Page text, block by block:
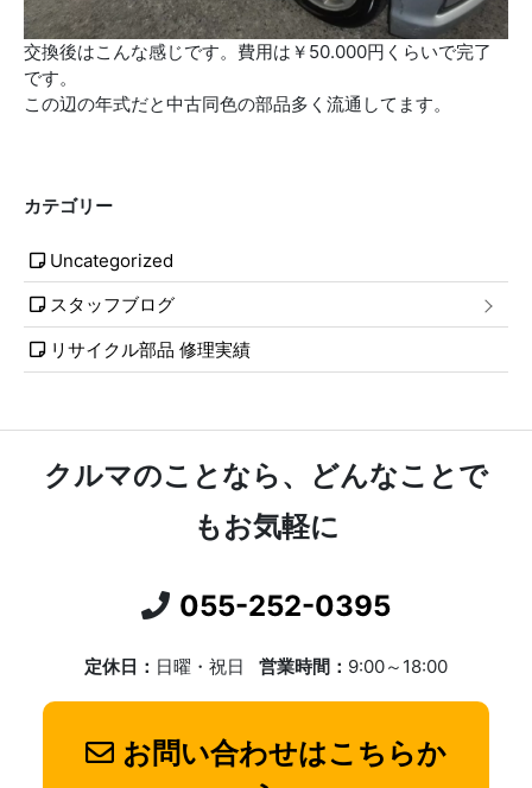
交換後はこんな感じです。費用は￥50.000円くらいで完了
です。
この辺の年式だと中古同色の部品多く流通してます。
カテゴリー
Uncategorized
スタッフブログ
リサイクル部品 修理実績
クルマのことなら、どんなことで
もお気軽に
055-252-0395
定休日： 日曜・祝日 営業時間： 9:00～18:00
お問い合わせはこちらか